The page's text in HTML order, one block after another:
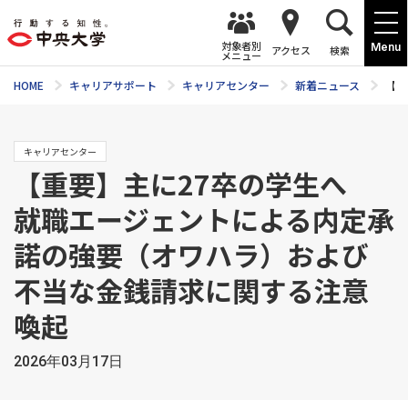
Menu
対象者別
メニュー アクセス 検索
HOME キャリアサポート キャリアセンター 新着ニュース 【
キャリアセンター
【重要】主に27卒の学生へ
就職エージェントによる内定承
諾の強要（オワハラ）および
不当な金銭請求に関する注意
喚起
2026年03月17日